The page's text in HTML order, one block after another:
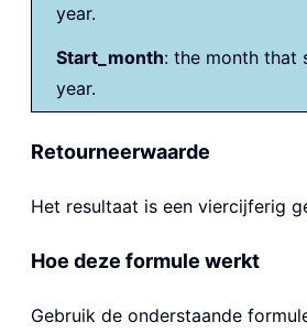
year.
Start_month: the month that
year.
Retourneerwaarde
Het resultaat is een viercijferig
Hoe deze formule werkt
Gebruik de onderstaande